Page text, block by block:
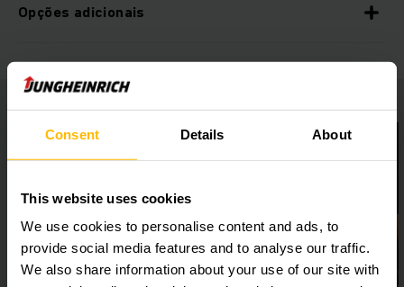
Consent Details About
This website uses cookies
We use cookies to personalise content and ads, to
provide social media features and to analyse our traffic.
We also share information about your use of our site with
Opções adicionais